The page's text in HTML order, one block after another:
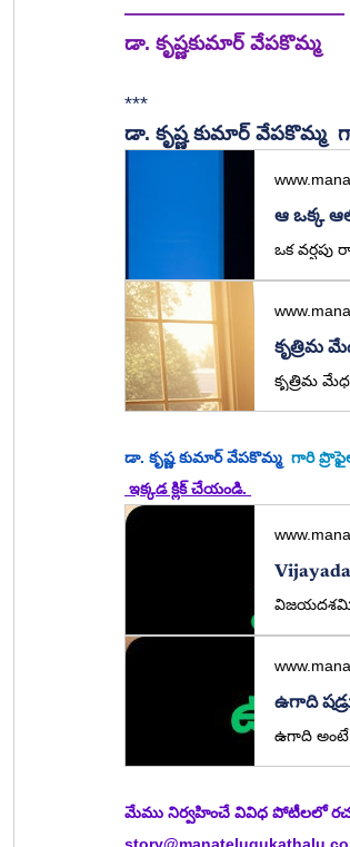
———————————
డా. కృష్ణకుమార్ వేపకొమ్మ
***
డా. కృష్ణ కుమార్ వేపకొమ్మ
ఆ ఒక్క
కృత్రిమ
డా. కృష్ణ కుమార్ వేపకొమ్మ గారి
ఇక్కడ క్లిక్ చేయండి.
ఉగాది
మేము నిర్వహించే వివిధ పోటీలలో